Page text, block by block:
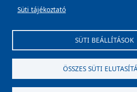
Süti tájékoztató
SÜTI BEÁLLÍTÁSOK
ÖSSZES SÜTI
+36 22 596 002,+36 22
onkormanyzat@moha.hu|
Csütörtök: 8-12, 13-
Impresszum